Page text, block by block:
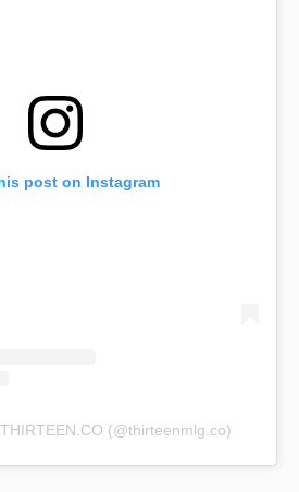
post on Instagram
(@thirteenmlg.co)